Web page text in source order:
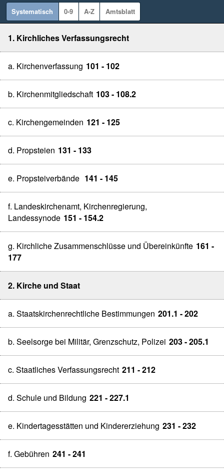
Systematisch 0-9 A-Z Amtsblatt
1. Kirchliches Verfassungsrecht
a. Kirchenverfassung 101 - 102
b. Kirchenmitgliedschaft 103 - 108.2
c. Kirchengemeinden 121 - 125
d. Propsteien 131 - 133
e. Propsteiverbände 141 - 145
f. Landeskirchenamt, Kirchenregierung,
Landessynode 151 - 154.2
g. Kirchliche Zusammenschlüsse und Übereinkünfte 161 -
177
2. Kirche und Staat
a. Staatskirchenrechtliche Bestimmungen 201.1 - 202
b. Seelsorge bei Militär, Grenzschutz, Polizei 203 - 205.1
c. Staatliches Verfassungsrecht 211 - 212
d. Schule und Bildung 221 - 227.1
e. Kindertagesstätten und Kindererziehung 231 - 232
f. Gebühren 241 - 241